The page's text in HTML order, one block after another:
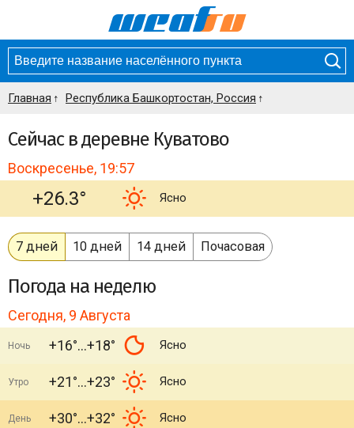
Главная Республика Башкортостан, Россия
Сейчас в деревне Куватово
Воскресенье, 19:57
+26.3° Ясно
7 дней 10 дней 14 дней Почасовая
Погода на неделю
Сегодня, 9 Августа
Ночь +16° +18° Ясно
Утро +21° +23° Ясно
День +30° +32° Ясно